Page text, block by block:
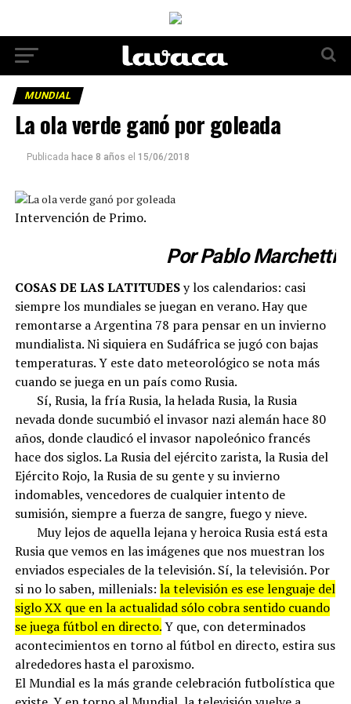
MUNDIAL
La ola verde ganó por goleada
Publicada hace 8 años el 15/06/2018
Intervención de Primo.
Por Pablo Marchetti
COSAS DE LAS LATITUDESy los calendarios: casi
siempre los mundiales se juegan en verano. Hay que
remontarse a Argentina 78 para pensar en un invierno
mundialista. Ni siquiera en Sudáfrica se jugó con bajas
temperaturas. Y este dato meteorológico se nota más
cuando se juega en un país como Rusia.
Sí, Rusia, la fría Rusia, la helada Rusia, la Rusia
nevada donde sucumbió el invasor nazi alemán hace 80
años, donde claudicó el invasor napoleónico francés
hace dos siglos. La Rusia del ejército zarista, la Rusia del
Ejército Rojo, la Rusia de su gente y su invierno
indomables, vencedores de cualquier intento de
sumisión, siempre a fuerza de sangre, fuego y nieve.
Muy lejos de aquella lejana y heroica Rusia está esta
Rusia que vemos en las imágenes que nos muestran los
enviados especiales de la televisión. Sí, la televisión. Por
si no lo saben, millenials: la televisión es ese lenguaje del
siglo XX que en la actualidad sólo cobra sentido cuando
se juega fútbol en directo.Y que, con determinados
acontecimientos en torno al fútbol en directo, estira sus
alrededores hasta el paroxismo.
El Mundial es la más grande celebración futbolística que